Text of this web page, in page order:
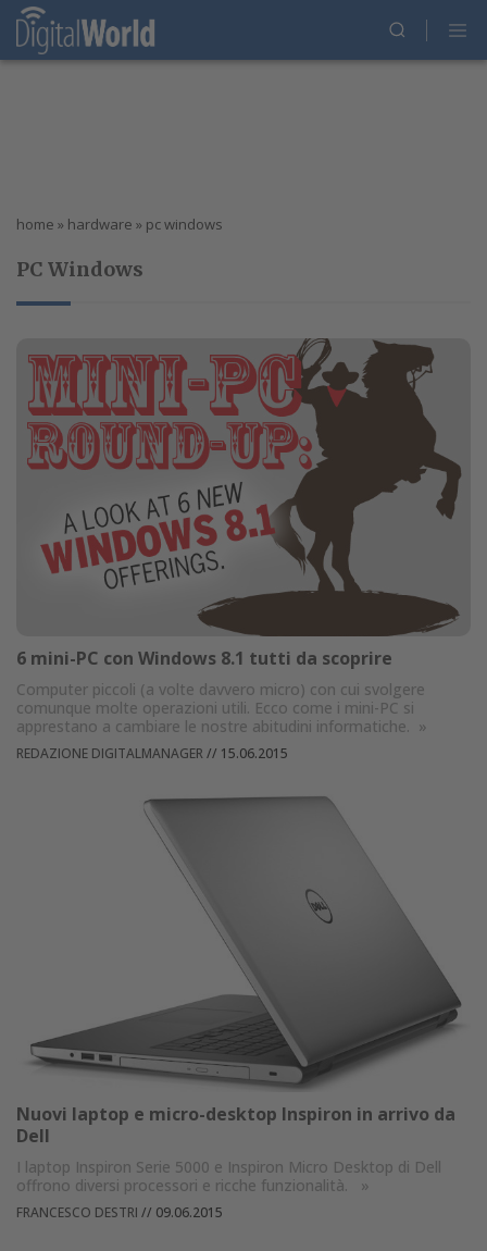
home » hardware » pc windows
PC Windows
6 mini-PC con Windows 8.1 tutti da scoprire
Computer piccoli (a volte davvero micro) con cui svolgere
comunque molte operazioni utili. Ecco come i mini-PC si
apprestano a cambiare le nostre abitudini informatiche. »
REDAZIONE DIGITALMANAGER// 15.06.2015
Nuovi laptop e micro-desktop Inspiron in arrivo da
Dell
I laptop Inspiron Serie 5000 e Inspiron Micro Desktop di Dell
offrono diversi processori e ricche funzionalità.
»
FRANCESCO DESTRI // 09.06.2015